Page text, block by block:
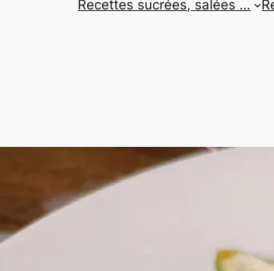
Recettes sucrées, salées …